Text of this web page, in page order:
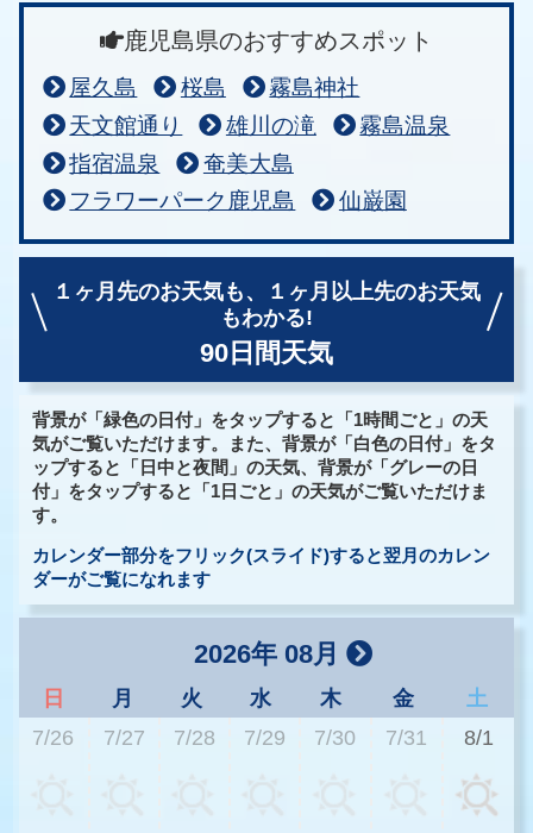
鹿児島県のおすすめスポット
屋久島 桜島
霧島神社
天文館通り
雄川の滝
霧島温泉
指宿温泉
奄美大島
フラワーパーク鹿児島
仙巌園
１ヶ月先のお天気も、
１ヶ月以上先のお天気
もわかる!
90日間天気
背景が「緑色の日付」をタップすると「1時間ごと」の天
気がご覧いただけます。また、背景が「白色の日付」をタ
ップすると「日中と夜間」の天気、背景が「グレーの日
付」をタップすると「1日ごと」の天気がご覧いただけま
す。
カレンダー部分をフリック(スライド)すると翌月のカレン
ダーがご覧になれます
2026年 08月
日 月 火 水 木 金
土
7/26
7/27 7/28 7/29 7/30 7/31 8/1